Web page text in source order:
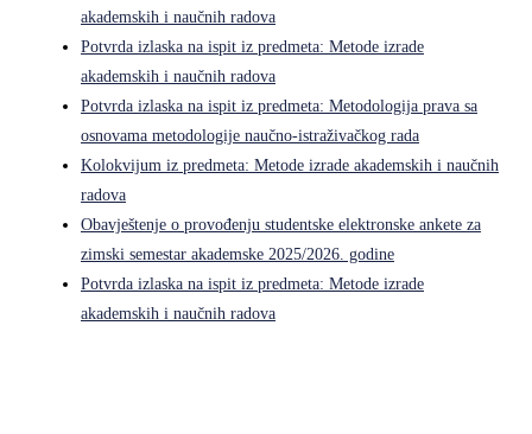
akademskih i naučnih radova
Potvrda izlaska na ispit iz predmeta: Metode izrade
akademskih i naučnih radova
Potvrda izlaska na ispit iz predmeta: Metodologija prava sa
osnovama metodologije naučno-istraživačkog rada
Kolokvijum iz predmeta: Metode izrade akademskih i naučnih
radova
Obavještenje o provođenju studentske elektronske ankete za
zimski semestar akademske 2025/2026. godine
Potvrda izlaska na ispit iz predmeta: Metode izrade
akademskih i naučnih radova